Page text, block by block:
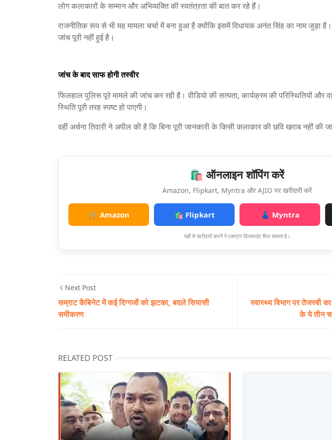
लोग कलाकारों के सम्मान और अभिव्यक्ति की स्वतंत्रता की बात कर रहे हैं।
राजनीतिक रूप से भी यह मामला चर्चा में बना हुआ है क्योंकि इसमें विधायक अनंत सिंह का नाम जुड़ा
जांच पूरी नहीं हुई है।
जांच के बाद साफ होगी तस्वीर
फिलहाल पुलिस पूरे मामले की जांच कर रही है। वीडियो की सत्यता, कार्यक्रम की परिस्थितियों और
स्थिति पूरी तरह स्पष्ट हो पाएगी।
वहीं अर्चना तिवारी ने अपील की है कि बिना पूरी जानकारी के किसी कलाकार की छवि खराब नहीं की
🛍️ ऑनलाइन शॉपिंग करें
Amazon, Flipkart, Myntra और AJIO पर खरीदारी करें
🛒 Amazon 🛍️ Flipkart 👗 Myntra
यहाँ से खरीदारी करने पे एक्स्ट्रा डिस्काउंट मिल सकता है।
Next Post
सम्राट कैबिनेट में कई दिग्गजों को झटका, बदले सियासी
समीकरण
स्वास्थ्य विभाग पर तेजस्वी
के ये तीन
RELATED POST